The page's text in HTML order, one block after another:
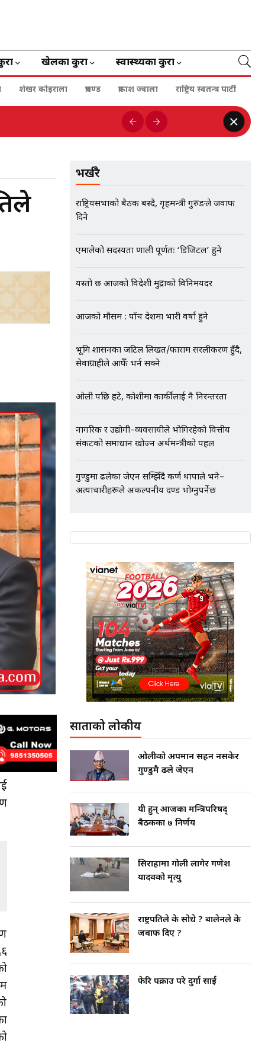
खेलका कुरा स्वास्थ्यका कुरा
शेखर कोइराला प्रचण्ड प्रकाश ज्वाला राष्ट्रिय स्वतन्त्र पार्टी
भर्खरै
राष्ट्रियसभाको बैठक बस्दै, गृहमन्त्री गुरुङले जवाफ
दिने
एमालेको सदस्यता प्रणाली पूर्णतः ‘डिजिटल’ हुने
यस्तो छ आजको विदेशी मुद्राको विनिमयदर
आजको मौसम : पाँच प्रदेशमा भारी वर्षा हुने
भूमि प्रशासनका जटिल लिखत/फाराम सरलीकरण हुँदै,
सेवाग्राहीले आफैँ भर्न सक्ने
ओली पछि हटे, कोशीमा कार्कीलाई नै निरन्तरता
नागरिक र उद्योगी–व्यवसायीले भोगिरहेको वित्तीय
संकटको समाधान खोज्न अर्थमन्त्रीको पहल
गुण्डुमा ढलेका जेएन सम्झिँदै कर्ण थापाले भने–
अत्याचारीहरूले अकल्पनीय दण्ड भोग्नुपर्नेछ
साताको लोकप्रीय
ओलीको अपमान सहन नसकेर
गुण्डुमै ढले जेएन
यी हुन् आजका मन्त्रिपरिषद्
बैठकका ७ निर्णय
सिराहामा गोली लागेर गणेश
यादवको मृत्यु
राष्ट्रपतिले के सोधे ? बालेनले के
जवाफ दिए ?
फेरि पक्राउ परे दुर्गा प्रसाईं